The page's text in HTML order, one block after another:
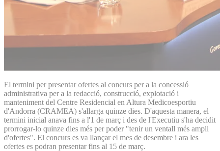
El termini per presentar ofertes al concurs per a la concessió
administrativa per a la redacció, construcció, explotació i
manteniment del Centre Residencial en Altura Medicoesportiu
d'Andorra (CRAMEA) s'allarga quinze dies. D'aquesta manera, el
termini inicial anava fins a l'1 de març i des de l'Executiu s'ha decidit
prorrogar-lo quinze dies més per poder "tenir un ventall més ampli
d'ofertes". El concurs es va llançar el mes de desembre i ara les
ofertes es podran presentar fins al 15 de març.